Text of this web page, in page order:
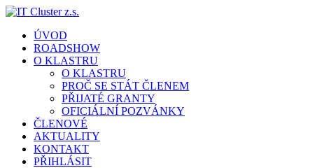
ÚVOD
ROADSHOW
O KLASTRU
O KLASTRU
PROČ SE STÁT ČLENEM
PŘIJATÉ GRANTY
OFICIÁLNÍ POZVÁNKY
ČLENOVÉ
AKTUALITY
KONTAKT
PŘIHLÁSIT